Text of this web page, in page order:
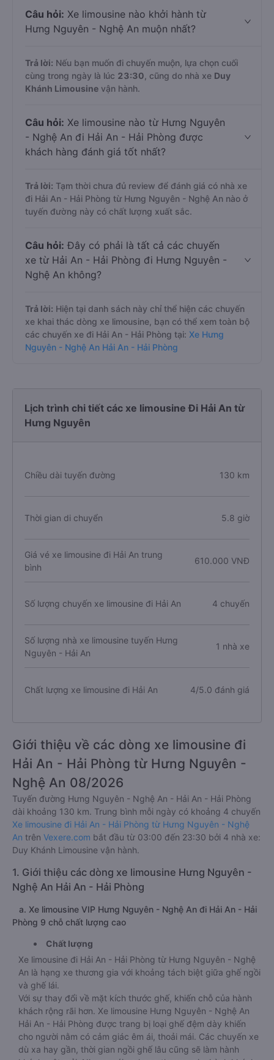
Câu hỏi: Xe limousine nào khởi hành từ
Hưng Nguyên - Nghệ An muộn nhất?
Trả lời: Nếu bạn muốn đi chuyến muộn, lựa chọn cuối
cùng trong ngày là lúc 23:30 , cũng do nhà xe Duy
Khánh Limousine vận hành.
Câu hỏi: Xe limousine nào từ Hưng Nguyên
- Nghệ An đi Hải An - Hải Phòng được
khách hàng đánh giá tốt nhất?
Trả lời: Tạm thời chưa đủ review để đánh giá có nhà xe
đi Hải An - Hải Phòng từ Hưng Nguyên - Nghệ An nào ở
tuyến đường này có chất lượng xuất sắc.
Câu hỏi: Đây có phải là tất cả các chuyến
xe từ Hải An - Hải Phòng đi Hưng Nguyên -
Nghệ An không?
Trả lời: Hiện tại danh sách này chỉ thể hiện các chuyến
xe khai thác dòng xe limousine, bạn có thể xem toàn bộ
các chuyến xe đi Hải An - Hải Phòng tại: Xe Hưng
Nguyên - Nghệ An Hải An - Hải Phòng
Lịch trình chi tiết các xe limousine Đi Hải An từ
Hưng Nguyên
Chiều dài tuyến đường 130 km
Thời gian di chuyển 5.8 giờ
Giá vé xe limousine đi Hải An trung
bình
610.000 VNĐ
Số lượng chuyến xe limousine đi Hải An 4 chuyến
Số lượng nhà xe limousine tuyến Hưng
Nguyên - Hải An
1 nhà xe
Chất lượng xe limousine đi Hải An 4/5.0 đánh giá
Giới thiệu về các dòng xe limousine đi
Hải An - Hải Phòng từ Hưng Nguyên -
Nghệ An 08/2026
Tuyến đường Hưng Nguyên - Nghệ An - Hải An - Hải Phòng
dài khoảng 130 km. Trung bình mỗi ngày có khoảng 4 chuyến
Xe limousine đi Hải An - Hải Phòng từ Hưng Nguyên - Nghệ
An trên Vexere.com bắt đầu từ 03:00 đến 23:30 bởi 4 nhà xe:
Duy Khánh Limousine vận hành.
1. Giới thiệu các dòng xe limousine Hưng Nguyên -
Nghệ An Hải An - Hải Phòng
a. Xe limousine VIP Hưng Nguyên - Nghệ An đi Hải An - Hải
Phòng 9 chỗ chất lượng cao
Chất lượng
Xe limousine đi Hải An - Hải Phòng từ Hưng Nguyên - Nghệ
An là hạng xe thương gia với khoảng tách biệt giữa ghế ngồi
và ghế lái.
Với sự thay đổi về mặt kích thước ghế, khiến chỗ của hành
khách rộng rãi hơn. Xe limousine Hưng Nguyên - Nghệ An
Hải An - Hải Phòng được trang bị loại ghế đệm dày khiến
cho người nằm có cảm giác êm ái, thoải mái. Các chuyến xe
dù xa hay gần, thời gian ngồi ghế lâu cũng sẽ làm hành